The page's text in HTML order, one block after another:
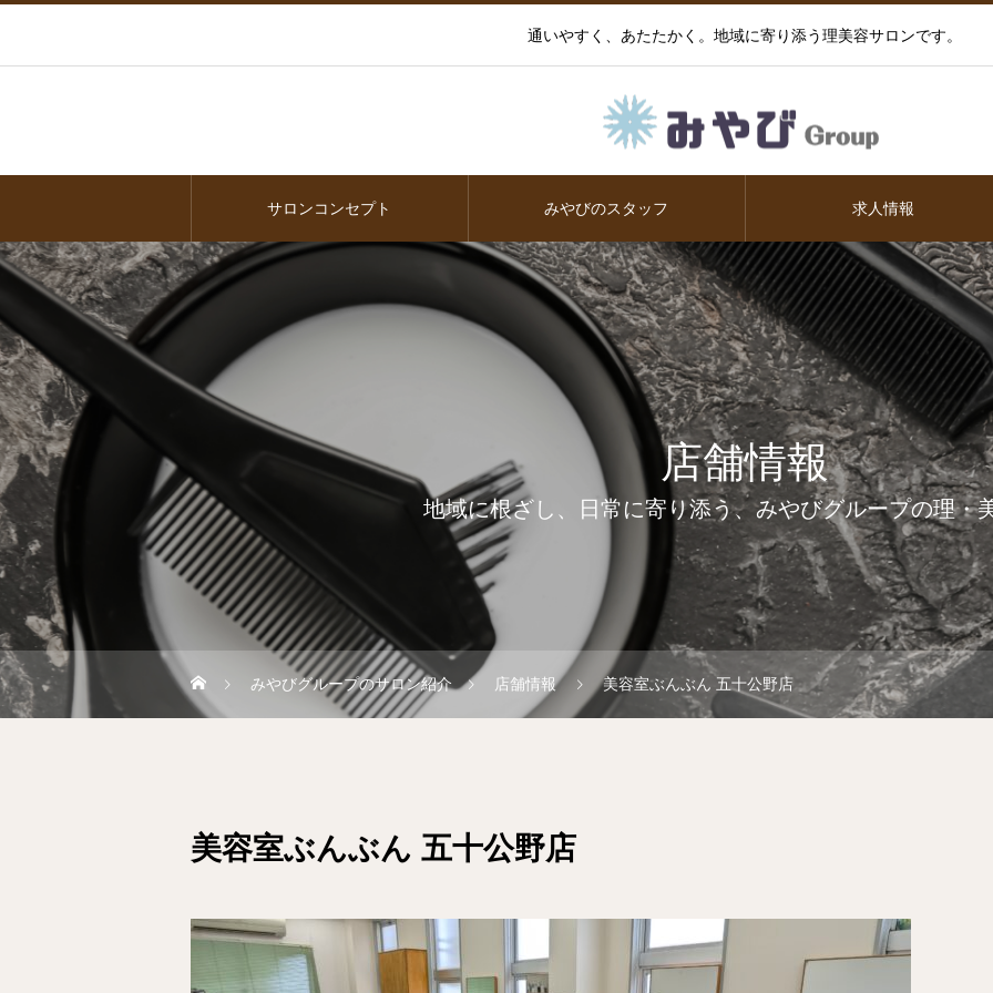
通いやすく、あたたかく。地域に寄り添う理美容サロンです。
サロンコンセプト みやびのスタッフ 求人情報
店舗情報
地域に根ざし、日常に寄り添う、みやびグループの理・
みやびグループのサロン紹介 店舗情報 美容室ぶんぶん 五十公野店
美容室ぶんぶん 五十公野店